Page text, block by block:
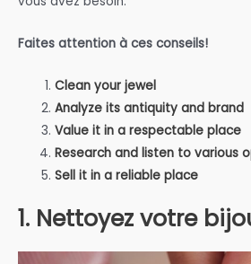
Faites attention à ces conseils!
Clean your jewel
Analyze its antiquity and brand
Value it in a respectable place
Research and listen to various
Sell it in a reliable place
1. Nettoyez votre